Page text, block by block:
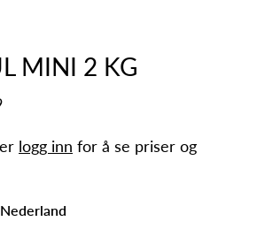
MINI 2 KG
logg inn for å se priser og